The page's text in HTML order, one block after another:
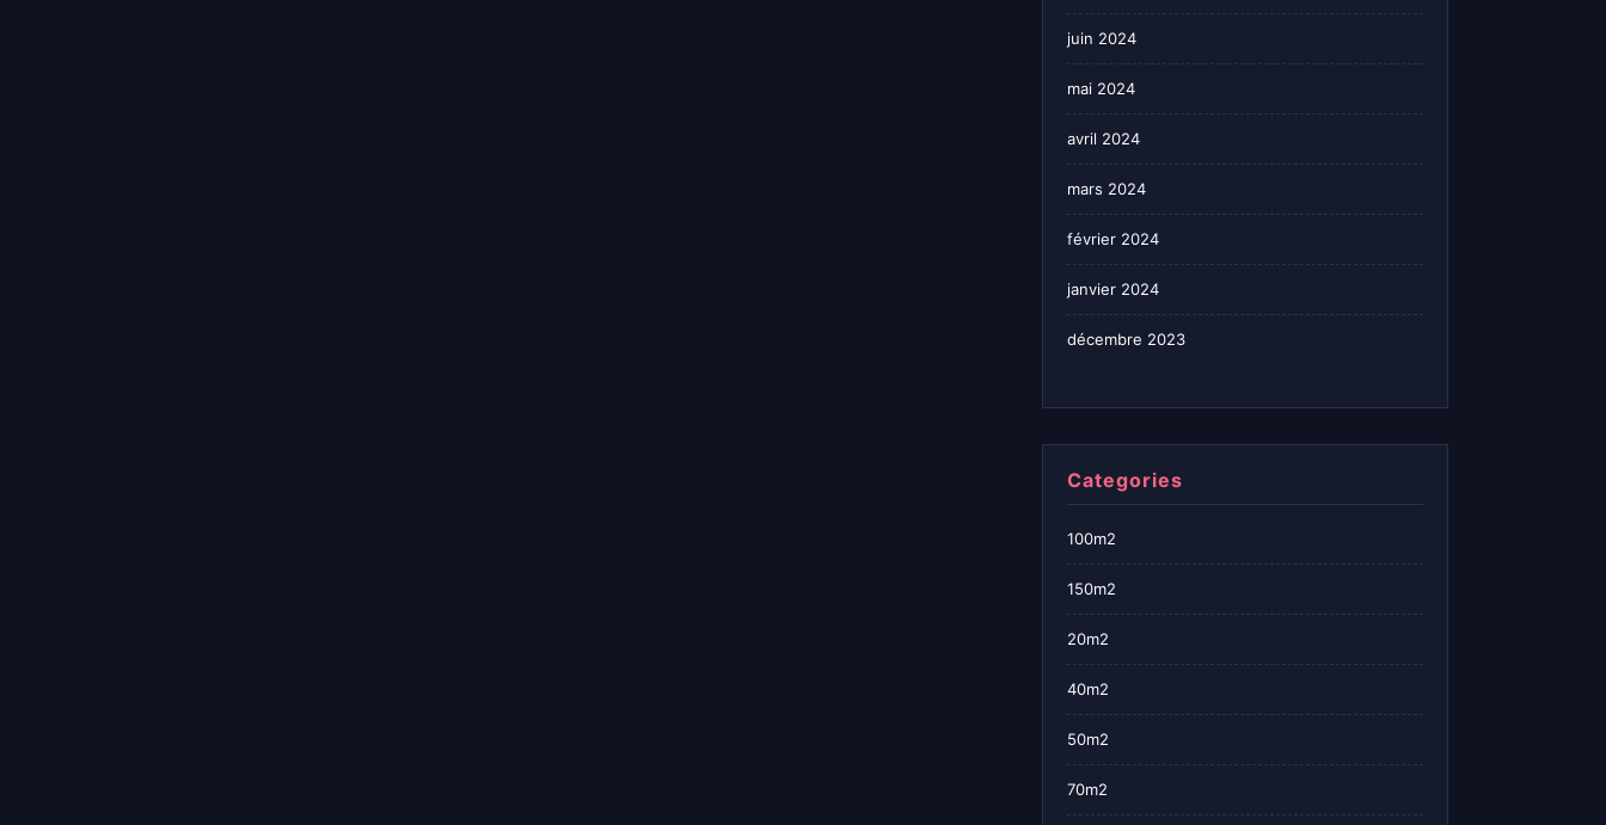
juin 2024
mai 2024
avril 2024
mars 2024
février 2024
janvier 2024
décembre 2023
Categories
100m2
150m2
20m2
40m2
50m2
70m2